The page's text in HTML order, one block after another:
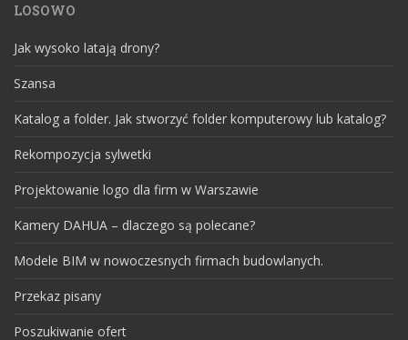
LOSOWO
Jak wysoko latają drony?
Szansa
Katalog a folder. Jak stworzyć folder komputerowy lub katalog?
Rekompozycja sylwetki
Projektowanie logo dla firm w Warszawie
Kamery DAHUA – dlaczego są polecane?
Modele BIM w nowoczesnych firmach budowlanych.
Przekaz pisany
Poszukiwanie ofert